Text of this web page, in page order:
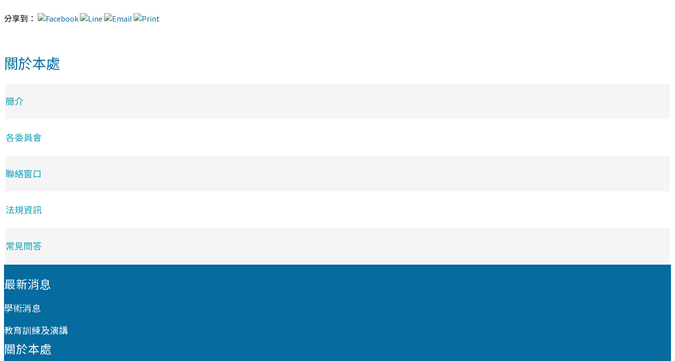
分享到：
關於本處
簡介
各委員會
聯絡窗口
法規資訊
常見問答
最新消息
學術消息
教育訓練及演講
關於本處